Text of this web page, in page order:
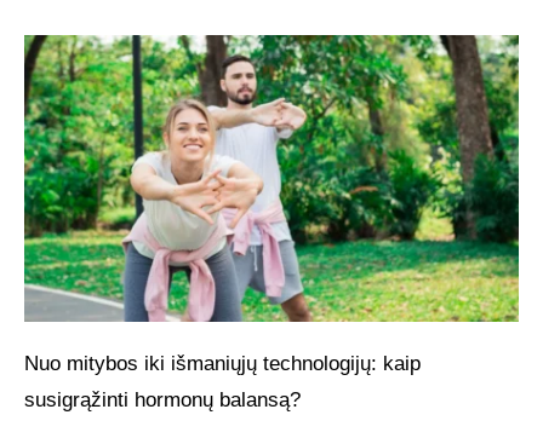
Nuo mitybos iki išmaniųjų technologijų: kaip
susigrąžinti hormonų balansą?